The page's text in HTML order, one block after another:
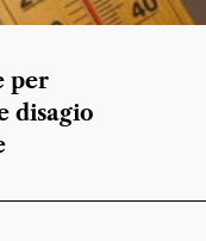
per
disagio